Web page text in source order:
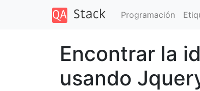
Programación
Encontrar la
usando